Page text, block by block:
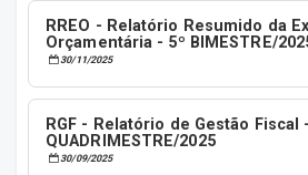
RREO - Relatório Resumido da
Orçamentária - 5º BIMESTRE/
30/11/2025
RGF - Relatório de Gestão Fiscal
QUADRIMESTRE/2025
30/09/2025